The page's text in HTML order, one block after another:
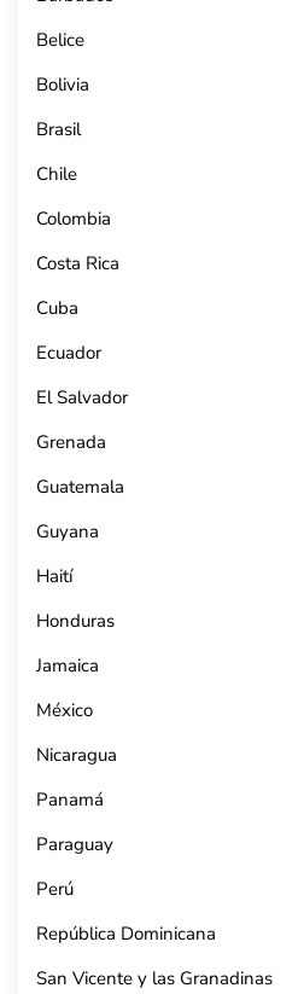
Belice
Bolivia
Brasil
Chile
Colombia
Costa Rica
Cuba
Ecuador
El Salvador
Grenada
Guatemala
Guyana
Haití
Honduras
Jamaica
México
Nicaragua
Panamá
Paraguay
Perú
República Dominicana
San Vicente y las Granadinas